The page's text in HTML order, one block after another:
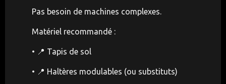
Pas besoin de machines complexes.
Matériel recommandé :
• 📍 Tapis de sol
• 📍 Haltères modulables (ou substituts)